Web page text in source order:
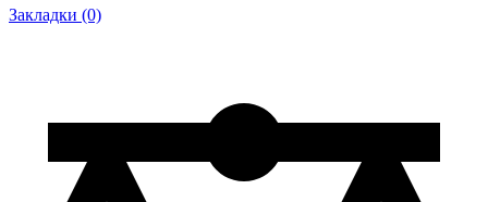
Закладки (0)